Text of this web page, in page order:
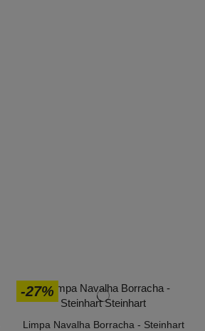
-27%
Limpa Navalha Borracha - Steinhart